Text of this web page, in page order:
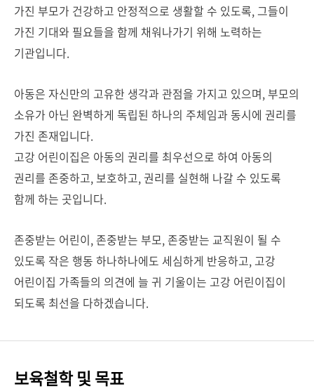
가진 부모가 건강하고 안정적으로 생활할 수 있도록, 그들이
가진 기대와 필요들을 함께 채워나가기 위해 노력하는
기관입니다.
아동은 자신만의 고유한 생각과 관점을 가지고 있으며, 부모의
소유가 아닌 완벽하게 독립된 하나의 주체임과 동시에 권리를
가진 존재입니다.
고강 어린이집은 아동의 권리를 최우선으로 하여 아동의
권리를 존중하고, 보호하고, 권리를 실현해 나갈 수 있도록
함께 하는 곳입니다.
존중받는 어린이, 존중받는 부모, 존중받는 교직원이 될 수
있도록 작은 행동 하나하나에도 세심하게 반응하고, 고강
어린이집 가족들의 의견에 늘 귀 기울이는 고강 어린이집이
되도록 최선을 다하겠습니다.
보육철학 및 목표